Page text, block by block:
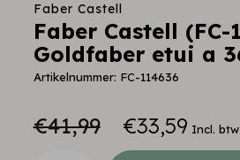
Faber Castell
Faber Castell
Goldfaber etui a
Artikelnummer: FC-114636
€41,99 €33,59 Incl. btw